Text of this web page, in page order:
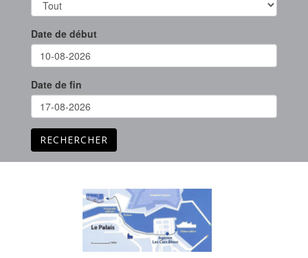
Date de début
Date de fin
RECHERCHER